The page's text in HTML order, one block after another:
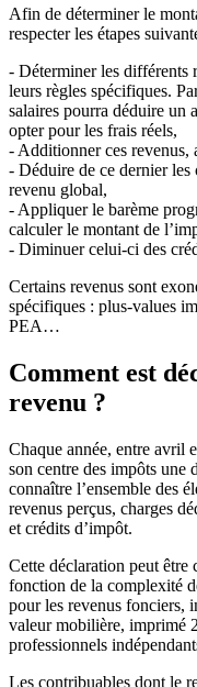
Afin de déterminer le
respecter les étapes
- Déterminer les différents
leurs règles spécifiques.
salaires pourra déduire un
opter pour les frais réels,
- Additionner ces revenus,
- Déduire de ce dernier les
revenu global,
- Appliquer le barème
calculer le montant de
- Diminuer celui-ci des
Certains revenus sont
spécifiques : plus-values
PEA…
Comment est
revenu ?
Chaque année, entre avril
son centre des impôts une
connaître l’ensemble des
revenus perçus, charges
et crédits d’impôt.
Cette déclaration peut être
fonction de la complexité
pour les revenus fonciers,
valeur mobilière, imprimé
professionnels
Les contribuables dont le